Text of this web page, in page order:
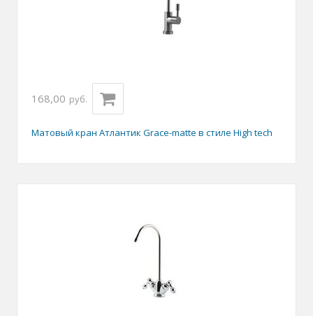
168,00 руб.
Матовый кран Атлантик Grace-mattе в стиле High tech